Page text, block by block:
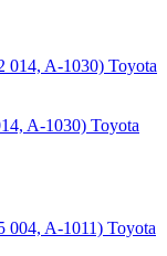
A-1030) Toyota